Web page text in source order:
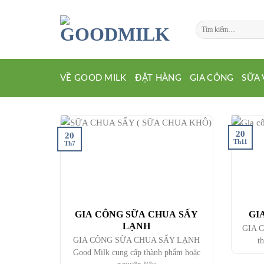
Tìm
kiếm:
VỀ GOOD MILK ĐẶT HÀNG GIA CÔNG SỮA
GIA CÔNG SỮA CHUA SẤY
LẠNH
GIA CÔNG SỮA CHUA SẤY LẠNH
Good Milk cung cấp thành phẩm hoặc
20
Th7
GIA
20
Th11